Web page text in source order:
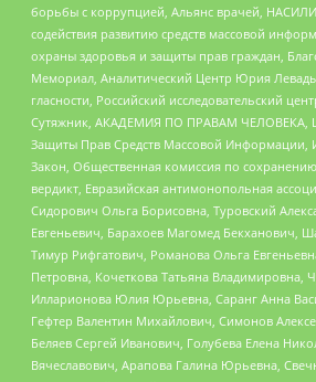
борьбы с коррупцией, Альянс врачей,
содействия развитию средств массовой
охраны здоровья и защиты прав граждан,
Мемориал, Аналитический Центр Юрия
гласности, Российский исследовательский
Сутяжник, АКАДЕМИЯ ПО ПРАВАМ ЧЕЛОВЕКА,
Защиты Прав Средств Массовой Информации,
Закон, Общественная комиссия по
вердикт, Евразийская антимонопольная
Сидорович Ольга Борисовна, Туровский
Евгеньевич, Барахоев Магомед Бекханович,
Тимур Рифгатович, Романова Ольга
Петровна, Кочеткова Татьяна Владимировна,
Илларионова Юлия Юрьевна, Саранг Анна
Гефтер Валентин Михайлович, Симонов
Беляев Сергей Иванович, Голубева Елена
Вячеславович, Арапова Галина Юрьевна,